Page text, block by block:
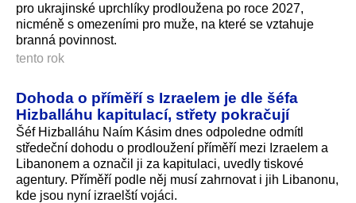
pro ukrajinské uprchlíky prodloužena po roce 2027,
nicméně s omezeními pro muže, na které se vztahuje
branná povinnost.
tento rok
Dohoda o příměří s Izraelem je dle šéfa
Hizballáhu kapitulací, střety pokračují
Šéf Hizballáhu Naím Kásim dnes odpoledne odmítl
středeční dohodu o prodloužení příměří mezi Izraelem a
Libanonem a označil ji za kapitulaci, uvedly tiskové
agentury. Příměří podle něj musí zahrnovat i jih Libanonu,
kde jsou nyní izraelští vojáci.